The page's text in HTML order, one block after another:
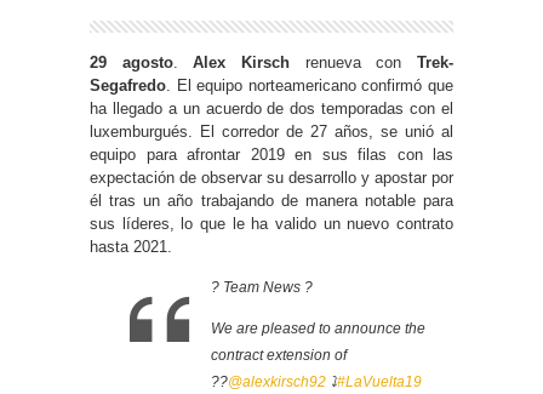
29 agosto.Alex Kirsch renueva conTrek-
Segafredo. El equipo norteamericano confirmó que
ha llegado a un acuerdo de dos temporadas con el
luxemburgués. El corredor de 27 años, se unió al
equipo para afrontar 2019 en sus filas con las
expectación de observar su desarrollo y apostar por
él tras un año trabajando de manera notable para
sus líderes, lo que le ha valido un nuevo contrato
hasta 2021.
? Team News ?
We are pleased to announce the
contract extension of
??@alexkirsch92 ⤵️#LaVuelta19